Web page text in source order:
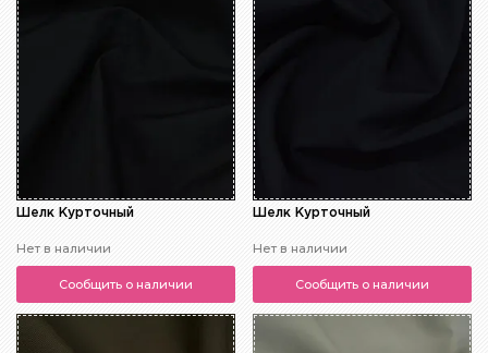
Шелк Курточный
Нет в наличии
Сообщить о наличии
Шелк Курточный
Нет в наличии
Сообщить о наличии